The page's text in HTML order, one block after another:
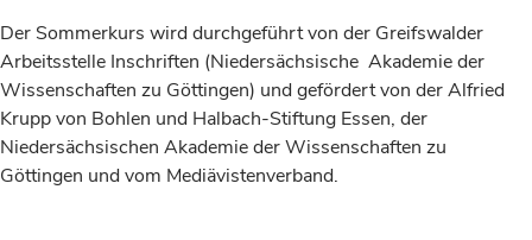
Der Sommerkurs wird durchgeführt von der Greifswalder
Arbeitsstelle Inschriften (Niedersächsische Akademie der
Wissenschaften zu Göttingen) und gefördert von der Alfried
Krupp von Bohlen und Halbach-Stiftung Essen, der
Niedersächsischen Akademie der Wissenschaften zu
Göttingen und vom Mediävistenverband.